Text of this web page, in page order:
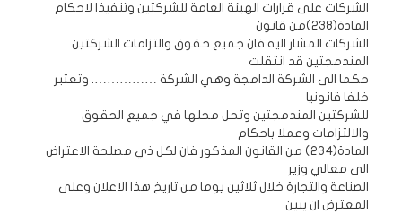
الشركات على قرارات الهيئة العامة للشركتين وتنفيذا لاحكام
المادة(238)من قانون
الشركات المشار اليه فان جميع حقوق والتزامات الشركتين
المندمجتين قد انتقلت
حكما الى الشركة الدامجة وهي الشركة ……………. وتعتبر
خلفا قانونيا
للشركتين المندمجتين وتحل محلها في جميع الحقوق
والالتزامات وعملا باحكام
المادة(234) من القانون المذكور فان لكل ذي مصلحة الاعتراض
الى معالي وزير
الصناعة والتجارة خلال ثلاثين يوما من تاريخ هذا الاعلان وعلى
المعترض ان يبين